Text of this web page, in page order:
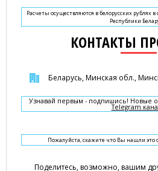
Расчеты осуществляются в белорусских рублях
Республики
КОНТАКТЫ
Беларусь, Минская обл.,
Узнавай первым - подпишись! Новые
Telegram
Пожалуйста, скажите что Вы нашли это
Поделитесь, возможно, вашим